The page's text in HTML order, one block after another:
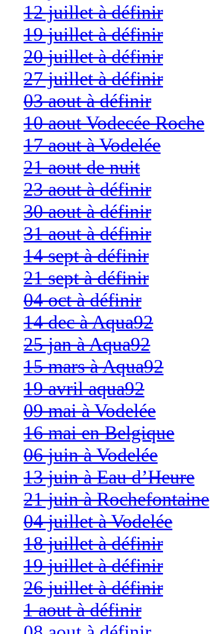
12 juillet à définir
19 juillet à définir
20 juillet à définir
27 juillet à définir
03 aout à définir
10 aout Vodecée Roche
17 aout à Vodelée
21 aout de nuit
23 aout à définir
30 aout à définir
31 aout à définir
14 sept à définir
21 sept à définir
04 oct à définir
14 dec à Aqua92
25 jan à Aqua92
15 mars à Aqua92
19 avril aqua92
09 mai à Vodelée
16 mai en Belgique
06 juin à Vodelée
13 juin à Eau d’Heure
21 juin à Rochefontaine
04 juillet à Vodelée
18 juillet à définir
19 juillet à définir
26 juillet à définir
1 aout à définir